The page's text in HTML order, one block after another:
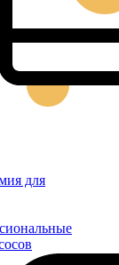
для